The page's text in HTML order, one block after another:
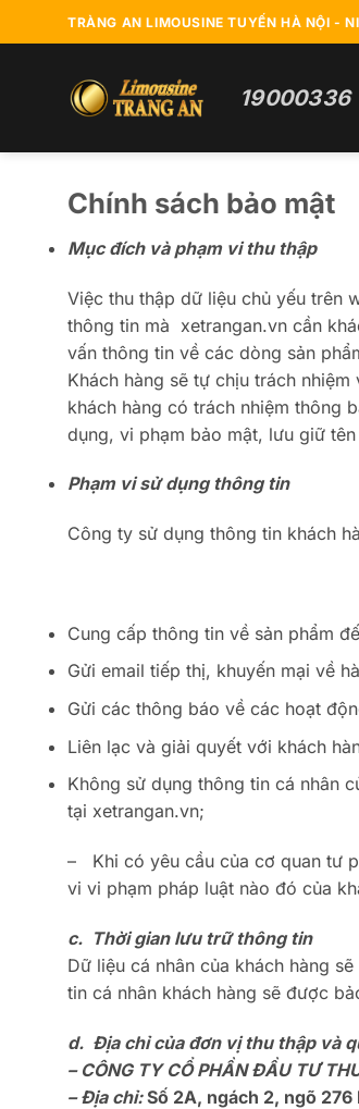
qua
TRÀNG AN LIMOUSINE TUYẾN HÀ NỘI -
19000336
Chính sách bảo mật
Mục đích và phạm vi thu thập
Việc thu thập dữ liệu chủ yếu trên
thông tin mà xetrangan.vn cần
vấn thông tin về các dòng sản
Khách hàng sẽ tự chịu trách
khách hàng có trách nhiệm thông
dụng, vi phạm bảo mật, lưu giữ
Phạm vi sử dụng thông tin
Công ty sử dụng thông tin khách
Cung cấp thông tin về sản phẩm
Gửi email tiếp thị, khuyến mại về
Gửi các thông báo về các hoạt
Liên lạc và giải quyết với khách
Không sử dụng thông tin cá nhân
tại xetrangan.vn;
– Khi có yêu cầu của cơ quan tư
vi vi phạm pháp luật nào đó của
c. Thời gian lưu trữ thông tin
Dữ liệu cá nhân của khách hàng
tin cá nhân khách hàng sẽ được
d. Địa chỉ của đơn vị thu thập và
– CÔNG TY CỔ PHẦN ĐẦU TƯ
– Địa chỉ:Số 2A, ngách 2, ngõ